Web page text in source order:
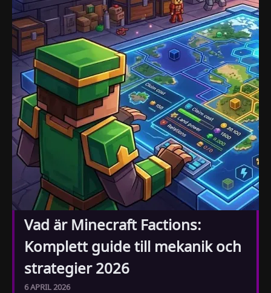
Vad är Minecraft Factions:
Komplett guide till mekanik och
strategier 2026
6 APRIL 2026